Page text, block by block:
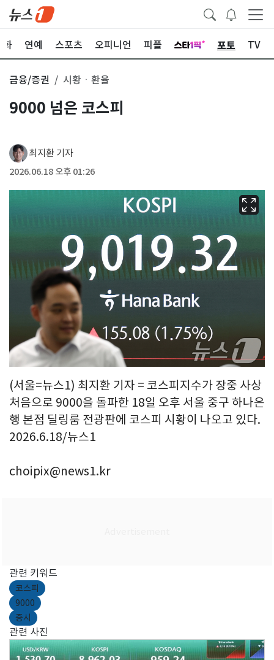
화 연예 스포츠 오피니언 피플 포토 TV
금융/증권 시황ㆍ환율
9000 넘은 코스피
최지환 기자
2026.06.18 오후 01:26
(서울=뉴스1) 최지환 기자 = 코스피지수가 장중 사상
처음으로 9000을 돌파한 18일 오후 서울 중구 하나은
행 본점 딜링룸 전광판에 코스피 시황이 나오고 있다.
2026.6.18/뉴스1
choipix@news1.kr
관련 키워드
코스피
9000
증시
관련 사진